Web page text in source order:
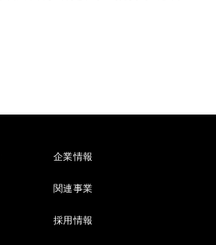
企業情報
関連事業
採用情報